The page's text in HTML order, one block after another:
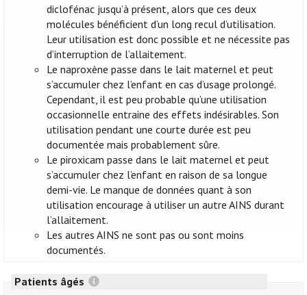
diclofénac jusqu’à présent, alors que ces deux
molécules bénéficient d’un long recul d’utilisation.
Leur utilisation est donc possible et ne nécessite pas
d’interruption de l’allaitement.
Le naproxène passe dans le lait maternel et peut
s’accumuler chez l’enfant en cas d’usage prolongé.
Cependant, il est peu probable qu’une utilisation
occasionnelle entraine des effets indésirables. Son
utilisation pendant une courte durée est peu
documentée mais probablement sûre.
Le piroxicam passe dans le lait maternel et peut
s’accumuler chez l’enfant en raison de sa longue
demi-vie. Le manque de données quant à son
utilisation encourage à utiliser un autre AINS durant
l’allaitement.
Les autres AINS ne sont pas ou sont moins
documentés.
Patients âgés